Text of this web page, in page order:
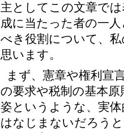
主としてこの文章で
成に当たった者の一
べき役割について、
思います。
まず、憲章や権利宣
の要求や税制の基本
姿というような、実
はなじまないだろう